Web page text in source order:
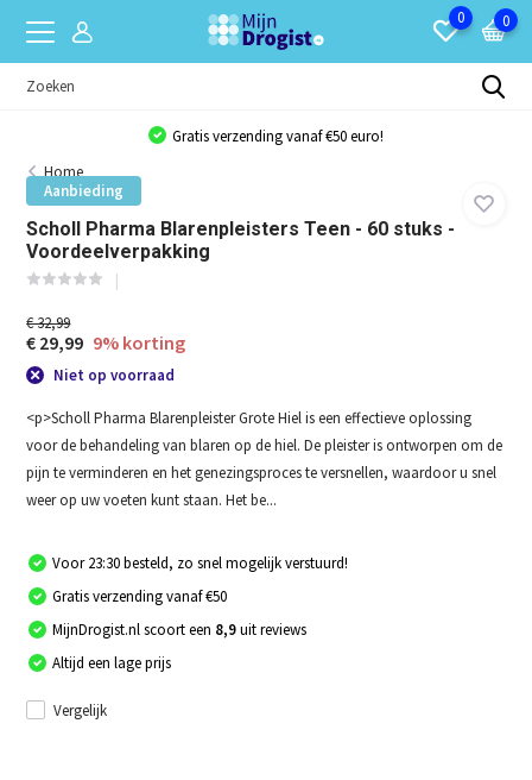
0 0
Gratis verzending vanaf €50 euro!
Home
Aanbieding
Scholl Pharma Blarenpleisters Teen - 60 stuks -
Voordeelverpakking
€ 32,99
€ 29,99 9% korting
Niet op voorraad
<p>Scholl Pharma Blarenpleister Grote Hiel is een effectieve oplossing
voor de behandeling van blaren op de hiel. De pleister is ontworpen om de
pijn te verminderen en het genezingsproces te versnellen, waardoor u snel
weer op uw voeten kunt staan. Het be...
Voor 23:30 besteld, zo snel mogelijk verstuurd!
Gratis verzending vanaf €50
MijnDrogist.nl scoort een 8,9uit reviews
Altijd een lage prijs
Vergelijk